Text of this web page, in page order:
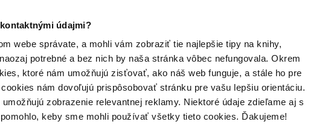
údajmi?
webe správate, a mohli vám zobraziť tie najlepšie tipy na knihy,
potrebné a bez nich by naša stránka vôbec nefungovala. Okrem
ktoré nám umožňujú zisťovať, ako náš web funguje, a stále ho pre
nám dovoľujú prispôsobovať stránku pre vašu lepšiu orientáciu.
zobrazenie relevantnej reklamy. Niektoré údaje zdieľame aj s
keby sme mohli používať všetky tieto cookies. Ďakujeme!